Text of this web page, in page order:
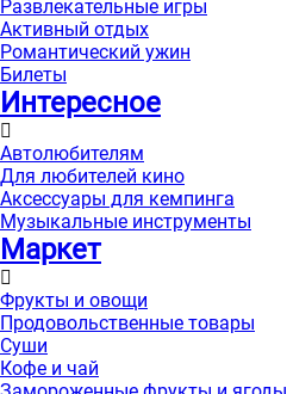
Развлекательные игры
Активный отдых
Романтический ужин
Билеты
Интересноe
Автолюбителям
Для любителей кино
Аксессуары для кемпинга
Музыкальные инструменты
Маркет
Фрукты и овощи
Продовольственные товары
Суши
Кофе и чай